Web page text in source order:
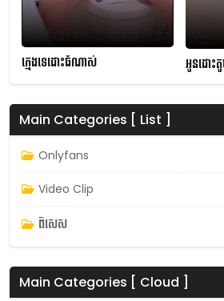
ក្មេងទេដោះធំណាស់ អូនដោះតូ
Main Categories [ List ]
Onlyfans
Video Clip
ពិសេស
Main Categories [ Cloud ]